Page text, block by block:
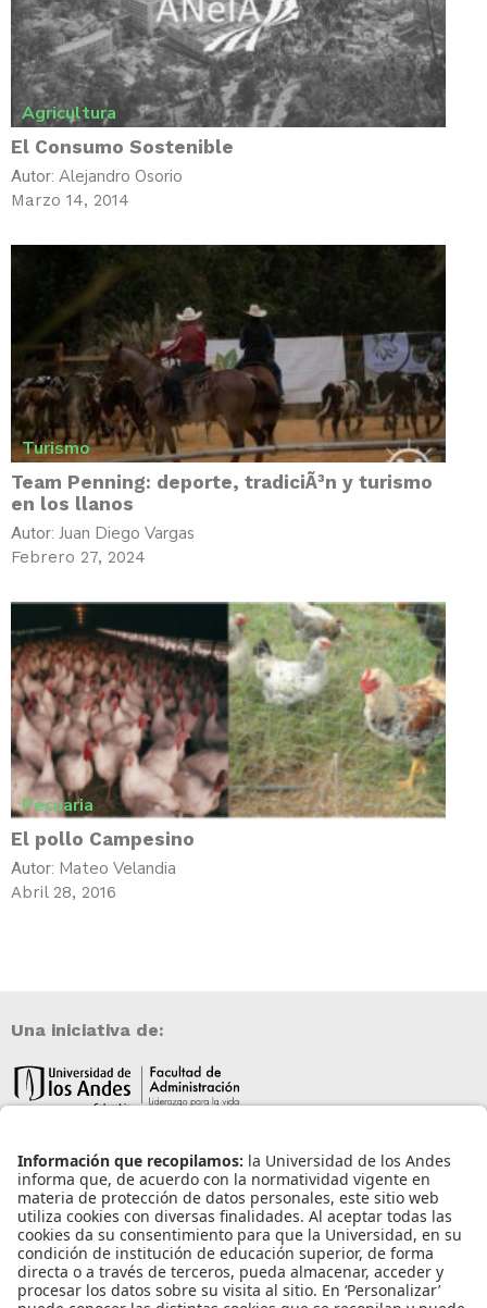
Agricultura
El Consumo Sostenible
Autor: Alejandro Osorio
Marzo 14, 2014
Turismo
Team Penning: deporte, tradiciÃ³n y turismo
en los llanos
Autor: Juan Diego Vargas
Febrero 27, 2024
Pecuaria
El pollo Campesino
Autor: Mateo Velandia
Abril 28, 2016
Una iniciativa de:
Información de contacto
info@aneia.edu.co
Bogotá, Colombia